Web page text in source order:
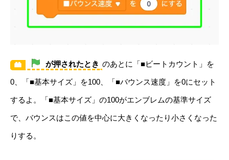
が押されたとき のあとに「■ビートカウント」を
0、「■基本サイズ」を100、「■バウンス速度」を0にセット
するよ。「■基本サイズ」の100がエンブレムの基準サイズ
で、バウンスはこの値を中心に大きくなったり小さくなった
りする。